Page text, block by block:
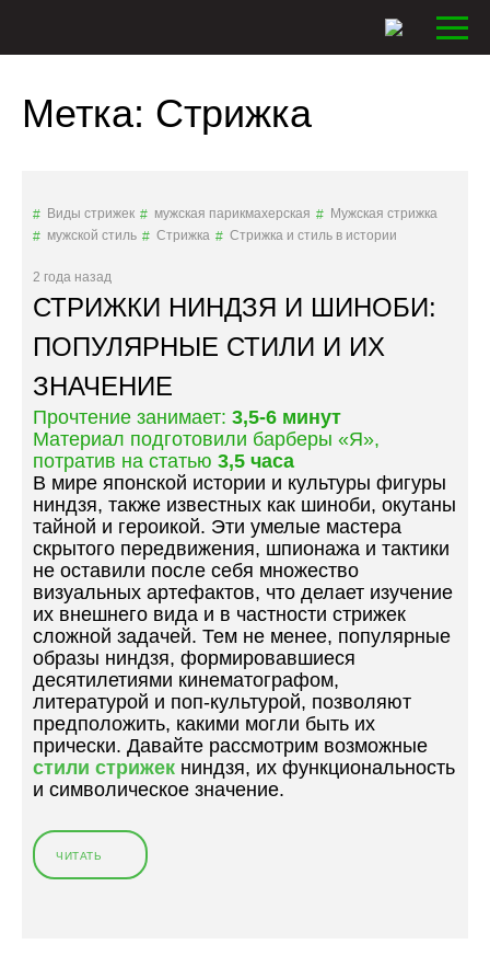
Метка: Стрижка
Виды стрижек мужская парикмахерская
Мужская стрижка
мужской стиль
Стрижка Стрижка и стиль в истории
2 года назад
СТРИЖКИ НИНДЗЯ И ШИНОБИ:
ПОПУЛЯРНЫЕ СТИЛИ И ИХ
ЗНАЧЕНИЕ
Прочтение занимает: 3,5-6 минут
Материал подготовили барберы «Я»,
потратив на статью 3,5 часа
В мире японской истории и культуры фигуры
ниндзя, также известных как шиноби, окутаны
тайной и героикой. Эти умелые мастера
скрытого передвижения, шпионажа и тактики
не оставили после себя множество
визуальных артефактов, что делает изучение
их внешнего вида и в частности стрижек
сложной задачей. Тем не менее, популярные
образы ниндзя, формировавшиеся
десятилетиями кинематографом,
литературой и поп-культурой, позволяют
предположить, какими могли быть их
прически. Давайте рассмотрим возможные
стили стрижек ниндзя, их функциональность
и символическое значение.
ЧИТАТЬ
С